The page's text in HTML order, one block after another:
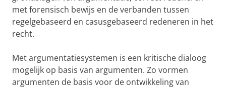
met forensisch bewijs en de verbanden tussen
regelgebaseerd en casusgebaseerd redeneren in het
recht.
Met argumentatiesystemen is een kritische dialoog
mogelijk op basis van argumenten. Zo vormen
argumenten de basis voor de ontwikkeling van